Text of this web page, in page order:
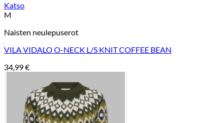
Katso
M
Naisten neulepuserot
VILA VIDALO O-NECK L/S KNIT COFFEE BEAN
34,99€